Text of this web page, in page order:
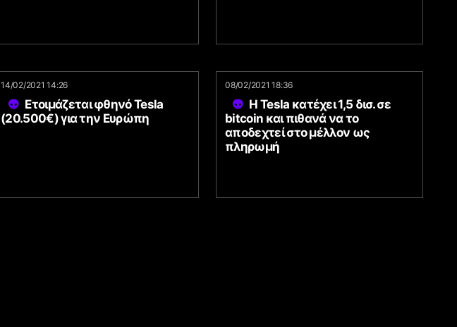
14/02/2021 14:26
Ετοιμάζεται φθηνό Tesla
(20.500€) για την Ευρώπη
08/02/2021 18:36
Η Tesla κατέχει 1,5 δισ. σε
bitcoin και πιθανά να το
αποδεχτεί στο μέλλον ως
πληρωμή